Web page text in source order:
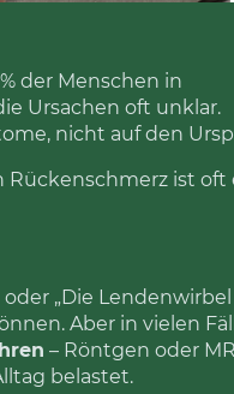
der Menschen in
Ursachen oft unklar.
nicht auf den
Rückenschmerz ist oft
„Die Lendenwirbel
Aber in vielen
– Röntgen oder
belastet.